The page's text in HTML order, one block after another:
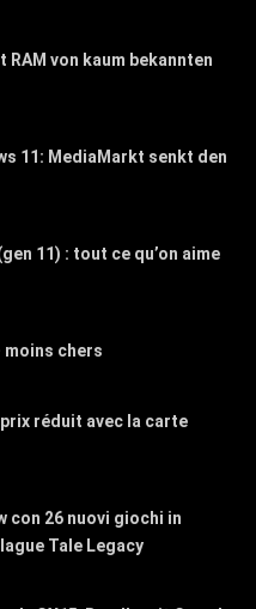
von kaum bekannten
11: MediaMarkt senkt den
11) : tout ce qu’on aime
moins chers
réduit avec la carte
con 26 nuovi giochi in
Tale Legacy